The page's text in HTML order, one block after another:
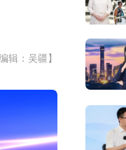
辑：吴疆】